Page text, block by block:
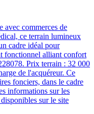
avec commerces de
ce terrain lumineux
cadre idéal pour
fonctionnel alliant confort
Prix terrain : 32 000
de l'acquéreur. Ce
fonciers, dans le cadre
informations sur les
sur le site